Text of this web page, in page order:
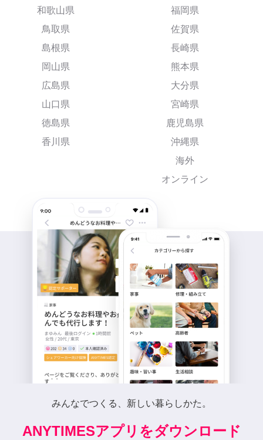
和歌山県
鳥取県
島根県
岡山県
広島県
山口県
徳島県
香川県
福岡県
佐賀県
長崎県
熊本県
大分県
宮崎県
鹿児島県
沖縄県
海外
オンライン
みんなでつくる、新しい暮らしかた。
ANYTIMESアプリをダウンロード